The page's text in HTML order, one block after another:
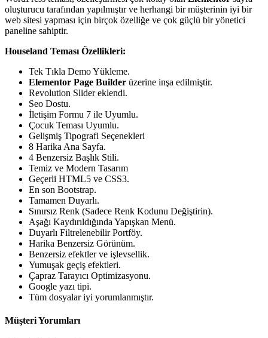
oluşturucu tarafından yapılmıştır ve herhangi bir müşterinin iyi bir
web sitesi yapması için birçok özelliğe ve çok güçlü bir yönetici
paneline sahiptir.
Houseland Teması Özellikleri:
Tek Tıkla Demo Yükleme.
Elementor Page Builder üzerine inşa edilmiştir.
Revolution Slider eklendi.
Seo Dostu.
İletişim Formu 7 ile Uyumlu.
Çocuk Teması Uyumlu.
Gelişmiş Tipografi Seçenekleri
8 Harika Ana Sayfa.
4 Benzersiz Başlık Stili.
Temiz ve Modern Tasarım
Geçerli HTML5 ve CSS3.
En son Bootstrap.
Tamamen Duyarlı.
Sınırsız Renk (Sadece Renk Kodunu Değiştirin).
Aşağı Kaydırıldığında Yapışkan Menü.
Duyarlı Filtrelenebilir Portföy.
Harika Benzersiz Görünüm.
Benzersiz efektler ve işlevsellik.
Yumuşak geçiş efektleri.
Çapraz Tarayıcı Optimizasyonu.
Google yazı tipi.
Tüm dosyalar iyi yorumlanmıştır.
Müşteri Yorumları